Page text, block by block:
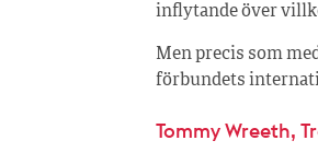
inflytande över
Men precis som
förbundets
Tommy Wreeth,